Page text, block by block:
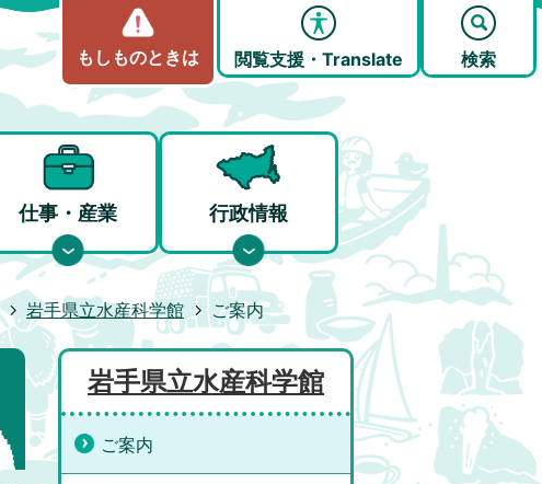
もしものときは 閲覧支援・Translate 検索
仕事・産業 行政情報
岩手県立水産科学館 ご案内
岩手県立水産科学館
ご案内